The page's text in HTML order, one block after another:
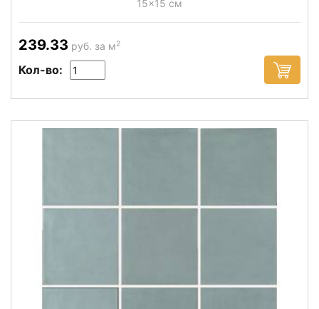
15x15 см
239.33 руб. за м2
Кол-во: